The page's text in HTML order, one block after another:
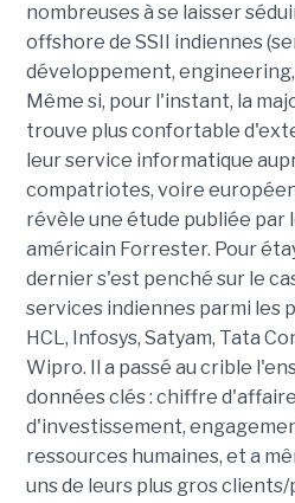
nombreuses à se laisser
offshore de SSII indiennes
développement,
Même si, pour l'instant, la
trouve plus confortable
leur service informatique
compatriotes, voire
révèle une étude publiée par
américain Forrester. Pour
dernier s'est penché sur le
services indiennes parmi les
HCL, Infosys, Satyam, Tata
Wipro. Il a passé au crible
données clés : chiffre
d'investissement,
ressources humaines, et a
uns de leurs plus gros